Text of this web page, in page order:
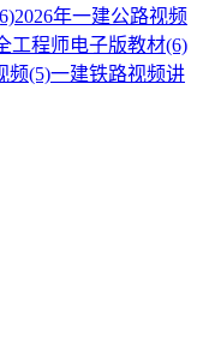
2026年一建公路视频
工程师电子版教材(6)
频(5)一建铁路视频讲